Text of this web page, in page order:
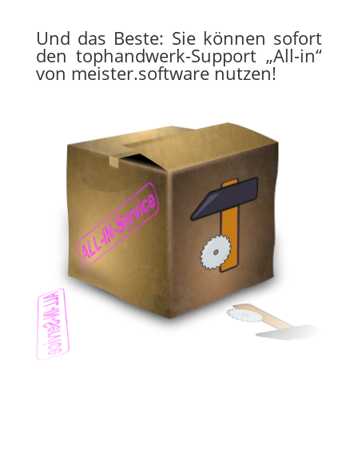
Und das Beste: Sie können sofort
den tophandwerk-Support „All-in“
von meister.software nutzen!